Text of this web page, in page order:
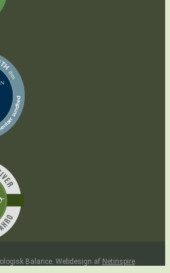
Balance. Webdesign af Netinspire.